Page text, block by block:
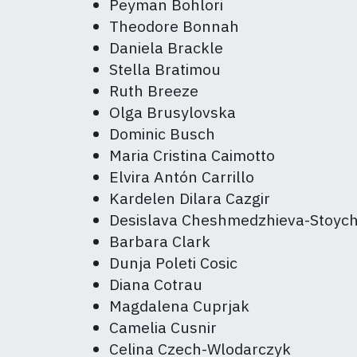
Peyman Bohlori
Theodore Bonnah
Daniela Brackle
Stella Bratimou
Ruth Breeze
Olga Brusylovska
Dominic Busch
Maria Cristina Caimotto
Elvira Antón Carrillo
Kardelen Dilara Cazgir
Desislava Cheshmedzhieva-
Barbara Clark
Dunja Poleti Cosic
Diana Cotrau
Magdalena Cuprjak
Camelia Cusnir
Celina Czech-Wlodarczyk